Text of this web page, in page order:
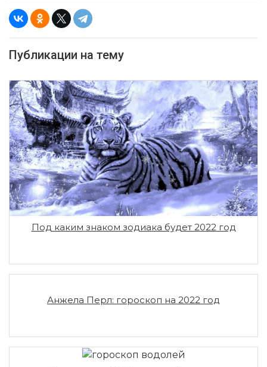
Публикации на тему
Под каким знаком зодиака будет 2022 год
Анжела Перл: гороскоп на 2022 год